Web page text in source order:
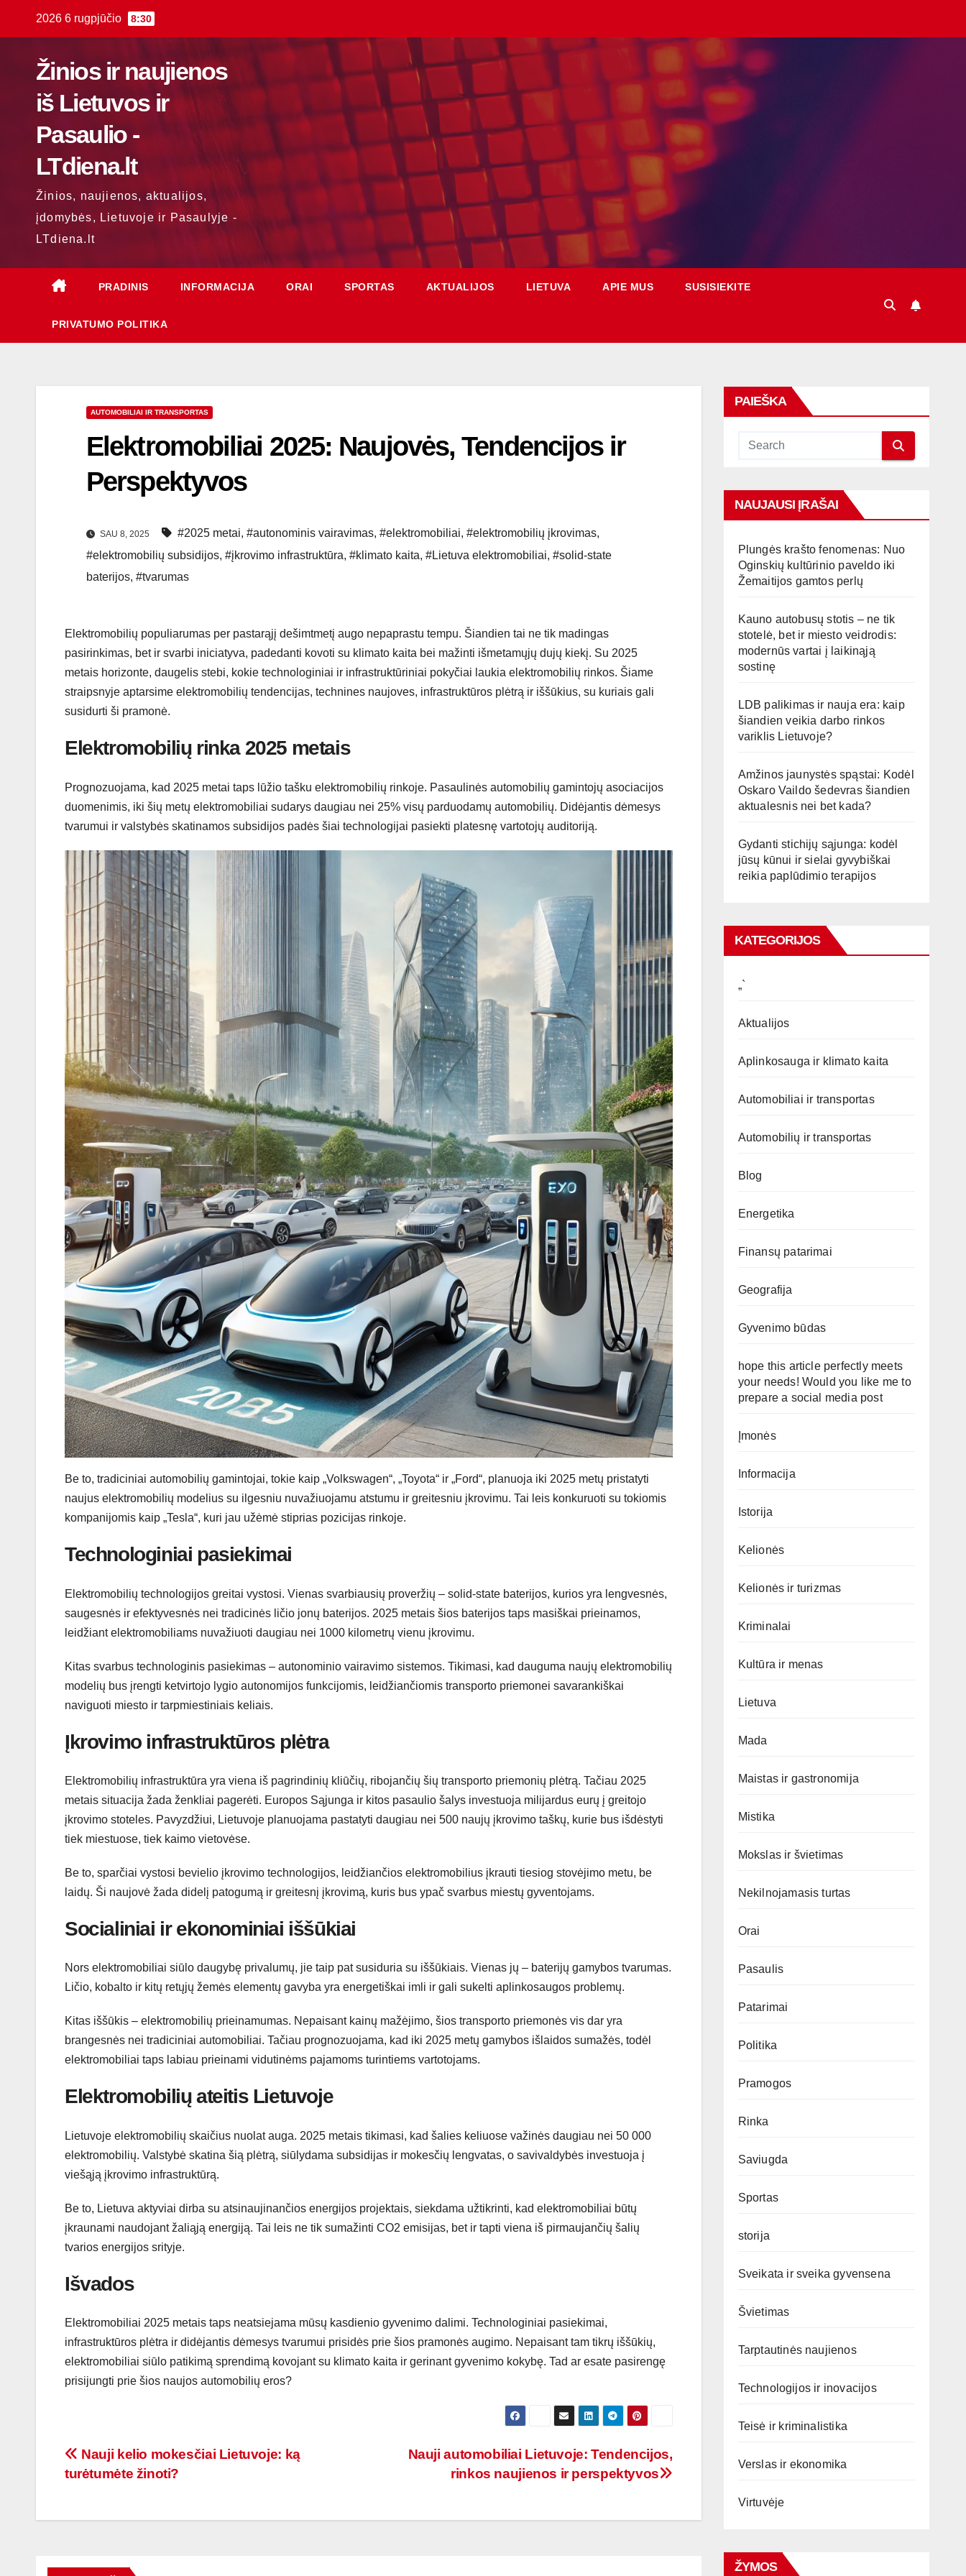
2026 6 rugpjūčio 8:30
Žinios ir naujienos
iš Lietuvos ir
Pasaulio -
LTdiena.lt
Žinios, naujienos, aktualijos,
įdomybės, Lietuvoje ir Pasaulyje -
LTdiena.lt
PRADINIS INFORMACIJA ORAI SPORTAS AKTUALIJOS LIETUVA APIE MUS SUSISIEKITE
PRIVATUMO POLITIKA
AUTOMOBILIAI IR TRANSPORTAS
Elektromobiliai 2025: Naujovės, Tendencijos ir
Perspektyvos
SAU 8, 2025 #2025 metai, #autonominis vairavimas, #elektromobiliai, #elektromobilių įkrovimas,
#elektromobilių subsidijos, #įkrovimo infrastruktūra, #klimato kaita, #Lietuva elektromobiliai, #solid-state
baterijos, #tvarumas
Elektromobilių populiarumas per pastarąjį dešimtmetį augo nepaprastu tempu. Šiandien tai ne tik madingas
pasirinkimas, bet ir svarbi iniciatyva, padedanti kovoti su klimato kaita bei mažinti išmetamųjų dujų kiekį. Su 2025
metais horizonte, daugelis stebi, kokie technologiniai ir infrastruktūriniai pokyčiai laukia elektromobilių rinkos. Šiame
straipsnyje aptarsime elektromobilių tendencijas, technines naujoves, infrastruktūros plėtrą ir iššūkius, su kuriais gali
susidurti ši pramonė.
Elektromobilių rinka 2025 metais
Prognozuojama, kad 2025 metai taps lūžio tašku elektromobilių rinkoje. Pasaulinės automobilių gamintojų asociacijos
duomenimis, iki šių metų elektromobiliai sudarys daugiau nei 25% visų parduodamų automobilių. Didėjantis dėmesys
tvarumui ir valstybės skatinamos subsidijos padės šiai technologijai pasiekti platesnę vartotojų auditoriją.
Be to, tradiciniai automobilių gamintojai, tokie kaip „Volkswagen“, „Toyota“ ir „Ford“, planuoja iki 2025 metų pristatyti
naujus elektromobilių modelius su ilgesniu nuvažiuojamu atstumu ir greitesniu įkrovimu. Tai leis konkuruoti su tokiomis
kompanijomis kaip „Tesla“, kuri jau užėmė stiprias pozicijas rinkoje.
Technologiniai pasiekimai
Elektromobilių technologijos greitai vystosi. Vienas svarbiausių proveržių – solid-state baterijos, kurios yra lengvesnės,
saugesnės ir efektyvesnės nei tradicinės ličio jonų baterijos. 2025 metais šios baterijos taps masiškai prieinamos,
leidžiant elektromobiliams nuvažiuoti daugiau nei 1000 kilometrų vienu įkrovimu.
Kitas svarbus technologinis pasiekimas – autonominio vairavimo sistemos. Tikimasi, kad dauguma naujų elektromobilių
modelių bus įrengti ketvirtojo lygio autonomijos funkcijomis, leidžiančiomis transporto priemonei savarankiškai
naviguoti miesto ir tarpmiestiniais keliais.
Įkrovimo infrastruktūros plėtra
Elektromobilių infrastruktūra yra viena iš pagrindinių kliūčių, ribojančių šių transporto priemonių plėtrą. Tačiau 2025
metais situacija žada ženkliai pagerėti. Europos Sąjunga ir kitos pasaulio šalys investuoja milijardus eurų į greitojo
įkrovimo stoteles. Pavyzdžiui, Lietuvoje planuojama pastatyti daugiau nei 500 naujų įkrovimo taškų, kurie bus išdėstyti
tiek miestuose, tiek kaimo vietovėse.
Be to, sparčiai vystosi bevielio įkrovimo technologijos, leidžiančios elektromobilius įkrauti tiesiog stovėjimo metu, be
laidų. Ši naujovė žada didelį patogumą ir greitesnį įkrovimą, kuris bus ypač svarbus miestų gyventojams.
Socialiniai ir ekonominiai iššūkiai
Nors elektromobiliai siūlo daugybę privalumų, jie taip pat susiduria su iššūkiais. Vienas jų – baterijų gamybos tvarumas.
Ličio, kobalto ir kitų retųjų žemės elementų gavyba yra energetiškai imli ir gali sukelti aplinkosaugos problemų.
Kitas iššūkis – elektromobilių prieinamumas. Nepaisant kainų mažėjimo, šios transporto priemonės vis dar yra
brangesnės nei tradiciniai automobiliai. Tačiau prognozuojama, kad iki 2025 metų gamybos išlaidos sumažės, todėl
elektromobiliai taps labiau prieinami vidutinėms pajamoms turintiems vartotojams.
Elektromobilių ateitis Lietuvoje
Lietuvoje elektromobilių skaičius nuolat auga. 2025 metais tikimasi, kad šalies keliuose važinės daugiau nei 50 000
elektromobilių. Valstybė skatina šią plėtrą, siūlydama subsidijas ir mokesčių lengvatas, o savivaldybės investuoja į
viešąją įkrovimo infrastruktūrą.
Be to, Lietuva aktyviai dirba su atsinaujinančios energijos projektais, siekdama užtikrinti, kad elektromobiliai būtų
įkraunami naudojant žaliąją energiją. Tai leis ne tik sumažinti CO2 emisijas, bet ir tapti viena iš pirmaujančių šalių
tvarios energijos srityje.
Išvados
Elektromobiliai 2025 metais taps neatsiejama mūsų kasdienio gyvenimo dalimi. Technologiniai pasiekimai,
infrastruktūros plėtra ir didėjantis dėmesys tvarumui prisidės prie šios pramonės augimo. Nepaisant tam tikrų iššūkių,
elektromobiliai siūlo patikimą sprendimą kovojant su klimato kaita ir gerinant gyvenimo kokybę. Tad ar esate pasirengę
prisijungti prie šios naujos automobilių eros?
Navigacija
įrašų
Nauji automobiliai Lietuvoje: Tendencijos,
rinkos naujienos ir perspektyvos
Nauji kelio mokesčiai Lietuvoje: ką
turėtumėte žinoti?
PAIEŠKA
NAUJAUSI ĮRAŠAI
Plungės krašto fenomenas: Nuo
Oginskių kultūrinio paveldo iki
Žemaitijos gamtos perlų
Kauno autobusų stotis – ne tik
stotelė, bet ir miesto veidrodis:
modernūs vartai į laikinąją
sostinę
LDB palikimas ir nauja era: kaip
šiandien veikia darbo rinkos
variklis Lietuvoje?
Amžinos jaunystės spąstai: Kodėl
Oskaro Vaildo šedevras šiandien
aktualesnis nei bet kada?
Gydanti stichijų sąjunga: kodėl
jūsų kūnui ir sielai gyvybiškai
reikia paplūdimio terapijos
KATEGORIJOS
„`
Aktualijos
Aplinkosauga ir klimato kaita
Automobiliai ir transportas
Automobilių ir transportas
Blog
Energetika
Finansų patarimai
Geografija
Gyvenimo būdas
hope this article perfectly meets
your needs! Would you like me to
prepare a social media post
Įmonės
Informacija
Istorija
Kelionės
Kelionės ir turizmas
Kriminalai
Kultūra ir menas
Lietuva
Mada
Maistas ir gastronomija
Mistika
Mokslas ir švietimas
Nekilnojamasis turtas
Orai
Pasaulis
Patarimai
Politika
Pramogos
Rinka
Saviugda
Sportas
storija
Sveikata ir sveika gyvensena
Švietimas
Tarptautinės naujienos
Technologijos ir inovacijos
Teisė ir kriminalistika
Verslas ir ekonomika
Virtuvėje
ŽYMOS